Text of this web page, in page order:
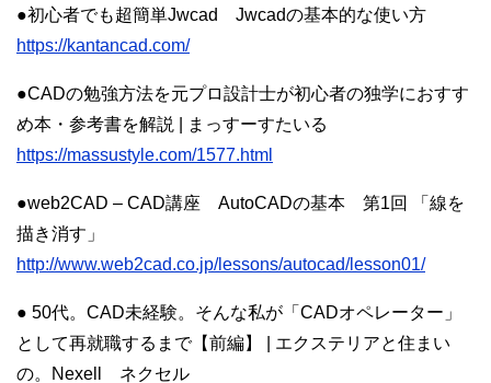
●初心者でも超簡単Jwcad Jwcadの基本的な使い方
https://kantancad.com/
●CADの勉強方法を元プロ設計士が初心者の独学におすす
め本・参考書を解説 | まっすーすたいる
https://massustyle.com/1577.html
●web2CAD – CAD講座 AutoCADの基本 第1回 「線を
描き消す」
http://www.web2cad.co.jp/lessons/autocad/lesson01/
● 50代。CAD未経験。そんな私が「CADオペレーター」
として再就職するまで【前編】 | エクステリアと住まい
の。Nexell ネクセル